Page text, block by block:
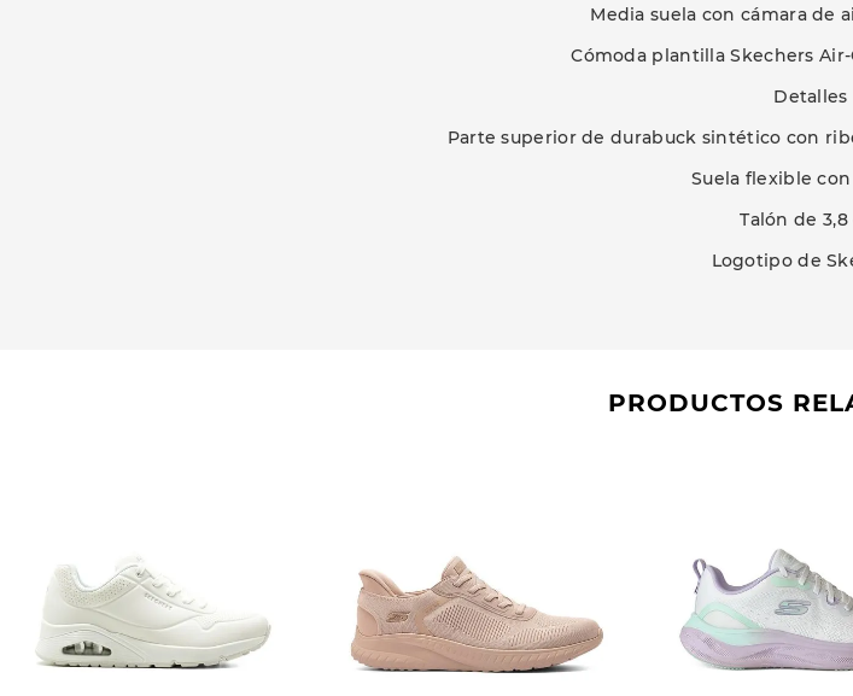
Media suela con cámara de
Cómoda plantilla Skechers
Detalles
Parte superior de durabuck sintético con
Suela flexible
Talón de 3,8
Logotipo de
PRODUCTOS